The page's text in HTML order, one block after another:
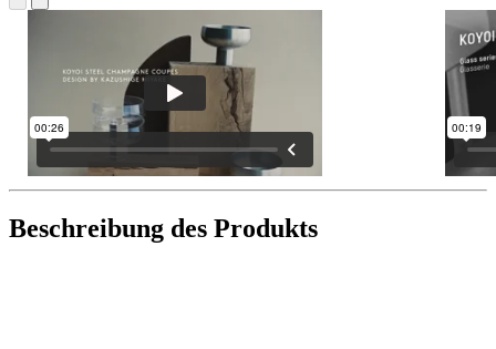
Beschreibung des Produkts